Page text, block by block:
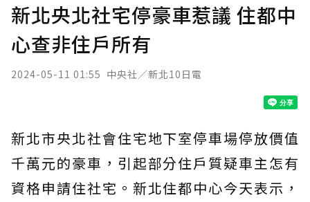
新北央北社宅停豪車惹議 住都中
心查非住戶所有
2024-05-11 01:55 中央社／新北10日電
新北市央北社會住宅地下室停車場停放價值
千萬元的豪車，引起部分住戶質疑車主怎有
資格申請住社宅。新北住都中心今天表示，